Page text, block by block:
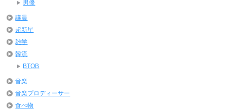
男優
議員
超新星
雑学
韓流
BTOB
音楽
音楽プロディーサー
食べ物